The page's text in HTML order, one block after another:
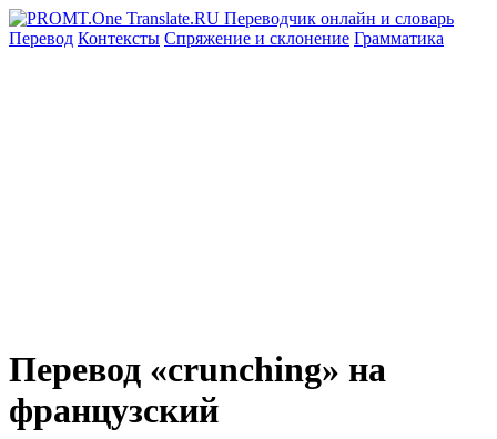
Перевод Контексты Спряжение и склонение Грамматика
Перевод «crunching» на
французский